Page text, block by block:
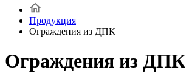
Продукция
Ограждения из ДПК
Ограждения из ДПК